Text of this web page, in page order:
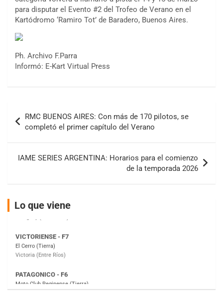
para disputar el Evento #2 del Trofeo de Verano en el
Kartódromo ‘Ramiro Tot’ de Baradero, Buenos Aires.
Ph. Archivo F.Parra
Informó: E-Kart Virtual Press
de
entradas
RMC BUENOS AIRES: Con más de 170 pilotos, se
completó el primer capítulo del Verano
IAME SERIES ARGENTINA: Horarios para el comienzo
de la temporada 2026
Lo que viene
08/09-AGO
Ramiro Tot (Asfalto)
Baradero (Buenos Aires)
KDO - F6
Trenque Lauquen (Buenos Aires)
Villaguay (Entre Ríos)
VICTORIENSE - F7
Victoria (Entre Ríos)
PATAGONICO - F6
Gral. E. Godoy (Río Negro)